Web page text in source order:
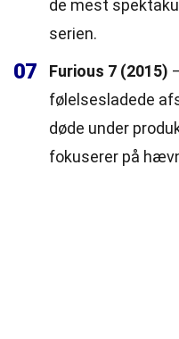
de mest
serien.
07 Furious 7 (2015)
følelsesladede
døde under
fokuserer på